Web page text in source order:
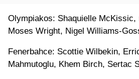
Olympiakos: Shaquielle McKissic,
Moses Wright, Nigel Williams-
Fenerbahce: Scottie Wilbekin,
Mahmutoglu, Khem Birch, Sertac